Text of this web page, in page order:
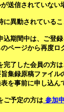
が送信されていない
に異動されている
込期間中は、ご登
ページから再度ロ
完了した会員の方
集録原稿ファイル
を事前に申し込ん
ご予定の方は 参加